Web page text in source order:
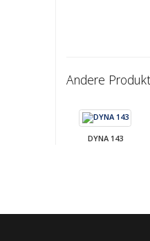
Andere
DYNA 143